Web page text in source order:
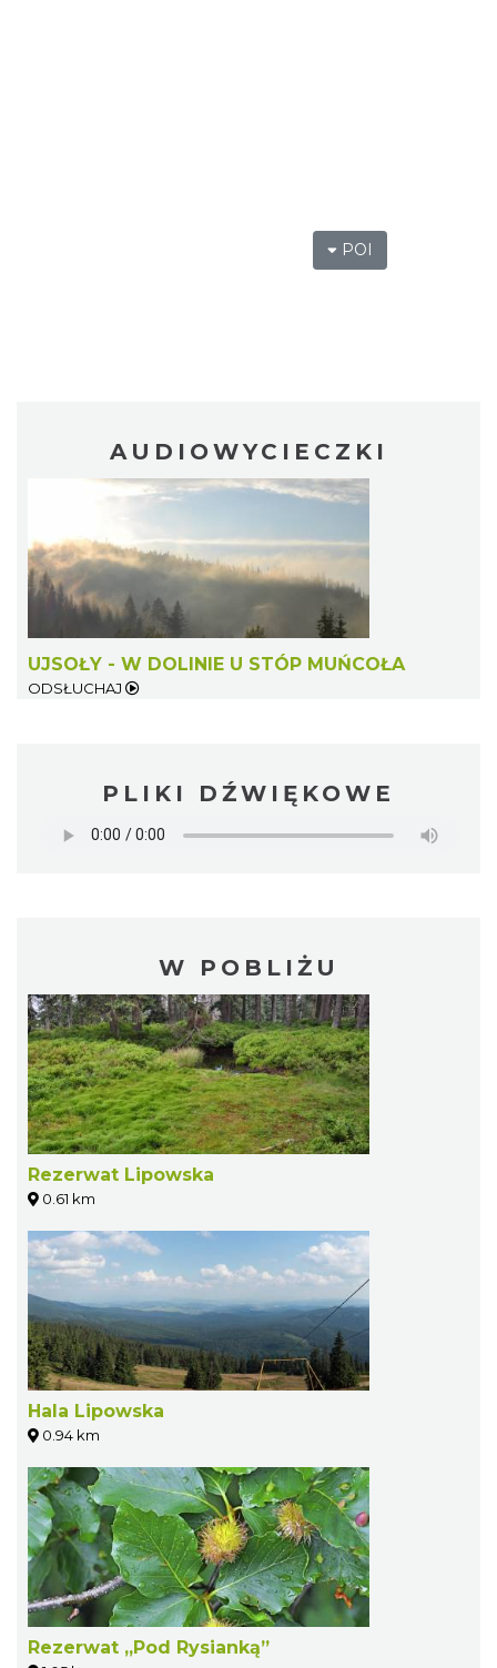
POI
AUDIOWYCIECZKI
UJSOŁY - W DOLINIE U STÓP MUŃCOŁA
ODSŁUCHAJ
PLIKI DŹWIĘKOWE
W POBLIŻU
Rezerwat Lipowska
0.61 km
Hala Lipowska
0.94 km
Rezerwat „Pod Rysianką”